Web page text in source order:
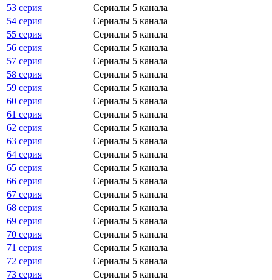
53 серия
Сериалы 5 канала
54 серия
Сериалы 5 канала
55 серия
Сериалы 5 канала
56 серия
Сериалы 5 канала
57 серия
Сериалы 5 канала
58 серия
Сериалы 5 канала
59 серия
Сериалы 5 канала
60 серия
Сериалы 5 канала
61 серия
Сериалы 5 канала
62 серия
Сериалы 5 канала
63 серия
Сериалы 5 канала
64 серия
Сериалы 5 канала
65 серия
Сериалы 5 канала
66 серия
Сериалы 5 канала
67 серия
Сериалы 5 канала
68 серия
Сериалы 5 канала
69 серия
Сериалы 5 канала
70 серия
Сериалы 5 канала
71 серия
Сериалы 5 канала
72 серия
Сериалы 5 канала
73 серия
Сериалы 5 канала